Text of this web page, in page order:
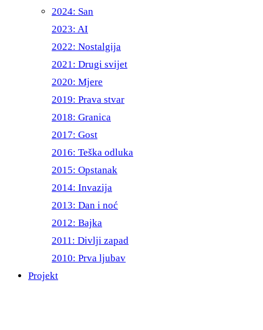
2024: San
2023: AI
2022: Nostalgija
2021: Drugi svijet
2020: Mjere
2019: Prava stvar
2018: Granica
2017: Gost
2016: Teška odluka
2015: Opstanak
2014: Invazija
2013: Dan i noć
2012: Bajka
2011: Divlji zapad
2010: Prva ljubav
Projekt